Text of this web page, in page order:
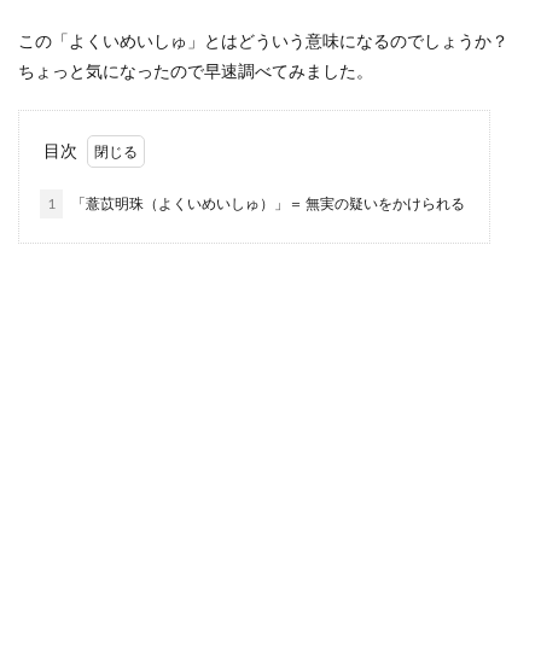
この「よくいめいしゅ」とはどういう意味になるのでしょうか？
ちょっと気になったので早速調べてみました。
目次
1 「薏苡明珠（よくいめいしゅ）」＝ 無実の疑いをかけられる